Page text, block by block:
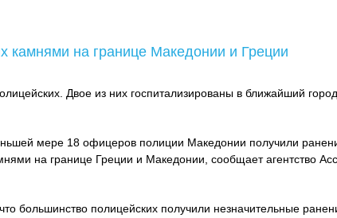
камнями на границе Македонии и Греции
Двое из них госпитализированы в ближайший город
мере 18 офицеров полиции Македонии получили
на границе Греции и Македонии, сообщает агентство
большинство полицейских получили незначительные